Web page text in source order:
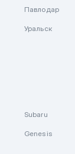
Павлодар
Уральск
Subaru
Genesis